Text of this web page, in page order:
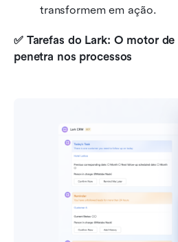
transformem em ação.
✅ Tarefas do Lark: O motor
penetra nos processos